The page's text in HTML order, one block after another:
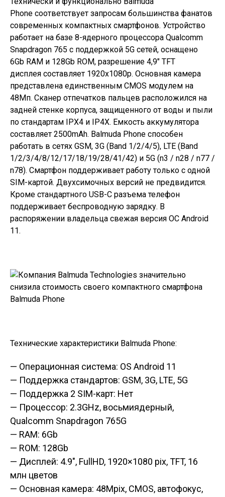
Phone соответствует запросам большинства фанатов
современных компактных смартфонов. Устройство
работает на базе 8-ядерного процессора Qualcomm
Snapdragon 765 с поддержкой 5G сетей, оснащено
6Gb RAM и 128Gb ROM, разрешение 4,9″ TFT
дисплея составляет 1920x1080p. Основная камера
представлена единственным CMOS модулем на
48Мп. Сканер отпечатков пальцев расположился на
задней стенке корпуса, защищенного от воды и пыли
по стандартам IPX4 и IP4X. Емкость аккумулятора
составляет 2500mAh. Balmuda Phone способен
работать в сетях GSM, 3G (Band 1/2/4/5), LTE (Band
1/2/3/4/8/12/17/18/19/28/41/42) и 5G (n3 / n28 / n77 /
n78). Смартфон поддерживает работу только с одной
SIM-картой. Двухсимочных версий не предвидится.
Кроме стандартного USB-C разъема телефон
поддерживает беспроводную зарядку. В
распоряжении владельца свежая версия ОС Android
11.
Технические характеристики Balmuda Phone:
— Операционная система: OS Android 11
— Поддержка стандартов: GSM, 3G, LTE, 5G
— Поддержка 2 SIM-карт: Нет
— Процессор: 2.3GHz, восьмиядерный,
Qualcomm Snapdragon 765G
— RAM: 6Gb
— ROM: 128Gb
— Дисплей: 4.9″, FullHD, 1920×1080 pix, TFT, 16
млн цветов
— Основная камера: 48Mpix, CMOS, автофокус,